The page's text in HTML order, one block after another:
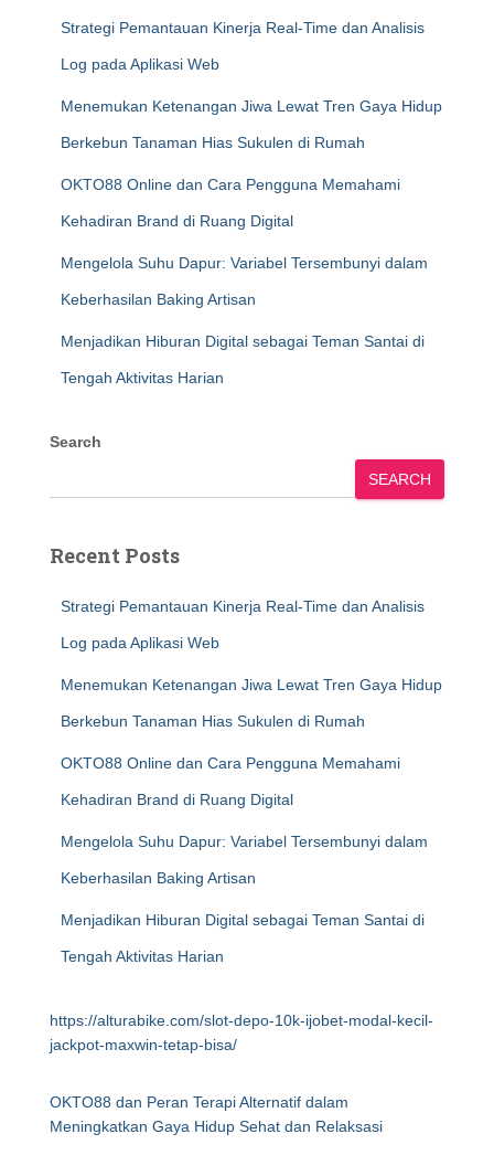
Strategi Pemantauan Kinerja Real-Time dan Analisis
Log pada Aplikasi Web
Menemukan Ketenangan Jiwa Lewat Tren Gaya Hidup
Berkebun Tanaman Hias Sukulen di Rumah
OKTO88 Online dan Cara Pengguna Memahami
Kehadiran Brand di Ruang Digital
Mengelola Suhu Dapur: Variabel Tersembunyi dalam
Keberhasilan Baking Artisan
Menjadikan Hiburan Digital sebagai Teman Santai di
Tengah Aktivitas Harian
Search
SEARCH
Recent Posts
Strategi Pemantauan Kinerja Real-Time dan Analisis
Log pada Aplikasi Web
Menemukan Ketenangan Jiwa Lewat Tren Gaya Hidup
Berkebun Tanaman Hias Sukulen di Rumah
OKTO88 Online dan Cara Pengguna Memahami
Kehadiran Brand di Ruang Digital
Mengelola Suhu Dapur: Variabel Tersembunyi dalam
Keberhasilan Baking Artisan
Menjadikan Hiburan Digital sebagai Teman Santai di
Tengah Aktivitas Harian
https://alturabike.com/slot-depo-10k-ijobet-modal-kecil-
jackpot-maxwin-tetap-bisa/
OKTO88 dan Peran Terapi Alternatif dalam
Meningkatkan Gaya Hidup Sehat dan Relaksasi